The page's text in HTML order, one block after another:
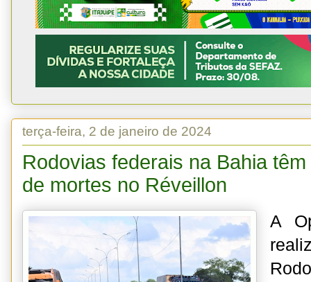
terça-feira, 2 de janeiro de 2024
Rodovias federais na Bahia
de mortes no Réveillon
A